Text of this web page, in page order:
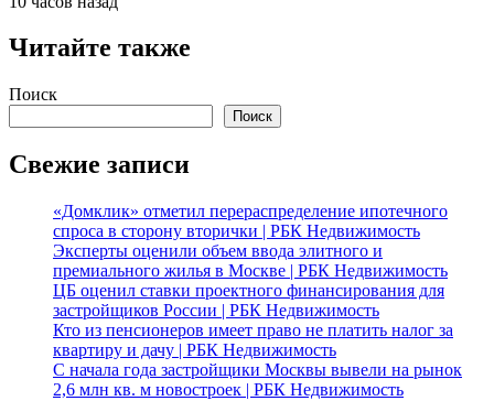
Читайте также
Поиск
Поиск
Свежие записи
«Домклик» отметил перераспределение ипотечного
спроса в сторону вторички | РБК Недвижимость
Эксперты оценили объем ввода элитного и
премиального жилья в Москве | РБК Недвижимость
ЦБ оценил ставки проектного финансирования для
застройщиков России | РБК Недвижимость
Кто из пенсионеров имеет право не платить налог за
квартиру и дачу | РБК Недвижимость
С начала года застройщики Москвы вывели на рынок
2,6 млн кв. м новостроек | РБК Недвижимость